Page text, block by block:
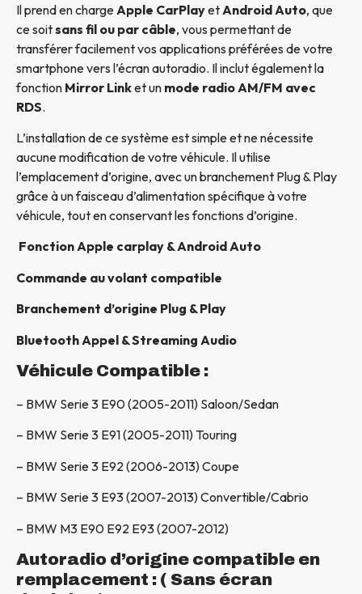
Il prend en charge Apple CarPlayet Android Auto, que
ce soitsans fil ou par câble, vous permettant de
transférer facilement vos applications préférées de votre
smartphone vers l’écran autoradio. Il inclut également la
fonction Mirror Linket un mode radio AM/FM avec
RDS.
L’installation de ce système est simple et ne nécessite
aucune modification de votre véhicule. Il utilise
l’emplacement d’origine, avec un branchement Plug & Play
grâce à un faisceau d’alimentation spécifique à votre
véhicule, tout en conservant les fonctions d’origine.
Fonction Apple carplay & Android Auto
Commande au volant compatible
Branchement d’origine Plug & Play
Bluetooth Appel & Streaming Audio
Véhicule Compatible :
– BMW Serie 3 E90 (2005-2011) Saloon/Sedan
– BMW Serie 3 E91 (2005-2011) Touring
– BMW Serie 3 E92 (2006-2013) Coupe
– BMW Serie 3 E93 (2007-2013) Convertible/Cabrio
– BMW M3 E90 E92 E93 (2007-2012)
Autoradio d’origine compatible en
remplacement : ( Sans écran